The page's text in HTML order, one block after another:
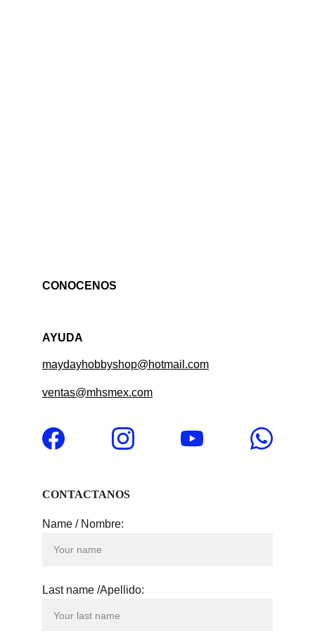
CONOCENOS
AYUDA
maydayhobbyshop@hotmail.com
CONTACTANOS
Name / Nombre:
Last name /Apellido:
ventas@mhsmex.com